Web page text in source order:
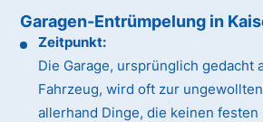
Garagen-Entrümpelung in
Zeitpunkt:
Die Garage, ursprünglich gedacht
Fahrzeug, wird oft zur
allerhand Dinge, die keinen festen